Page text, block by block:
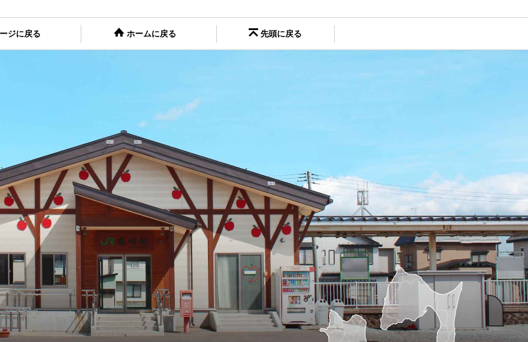
ジに戻る ホームに戻る 先頭に戻る